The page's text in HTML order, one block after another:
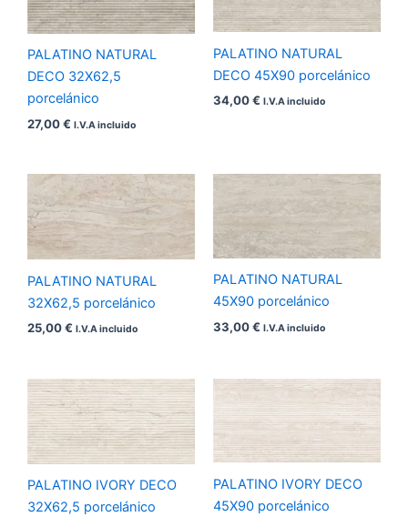
PALATINO NATURAL
DECO 32X62,5
porcelánico
27,00€ I.V.A incluido
PALATINO NATURAL
DECO 45X90 porcelánico
34,00€ I.V.A incluido
PALATINO NATURAL
32X62,5 porcelánico
25,00€ I.V.A incluido
PALATINO NATURAL
45X90 porcelánico
33,00€ I.V.A incluido
PALATINO IVORY DECO
32X62,5 porcelánico
PALATINO IVORY DECO
45X90 porcelánico